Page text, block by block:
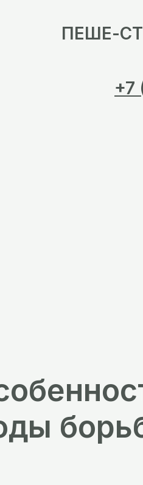
ПЕШЕ-
+7